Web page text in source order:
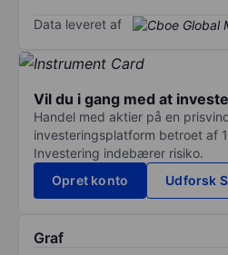
Data leveret af
Vil du i gang med at
Handel med aktier på en
investeringsplatform betroet af
Investering indebærer risiko.
Opret konto
Udforsk
Graf